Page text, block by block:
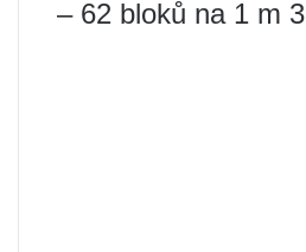
– 62 bloků na 1 m 3